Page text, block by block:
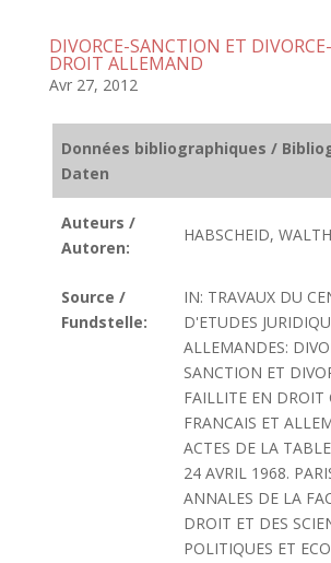
DIVORCE-SANCTION ET
DROIT ALLEMAND
Avr 27, 2012
Données bibliographiques /
Daten
Auteurs /
Autoren:
HABSCHEID,
Source /
Fundstelle:
IN: TRAVAUX DU
D'ETUDES
ALLEMANDES:
SANCTION ET
FAILLITE EN DROIT
FRANCAIS ET
ACTES DE LA
24 AVRIL 1968.
ANNALES DE LA
DROIT ET DES
POLITIQUES ET